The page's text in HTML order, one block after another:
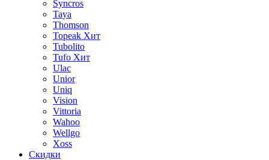
Syncros
Taya
Thomson
Topeak Хит
Tubolito
Tufo Хит
Ulac
Unior
Uniq
Vision
Vittoria
Wahoo
Wellgo
Xoss
Скидки